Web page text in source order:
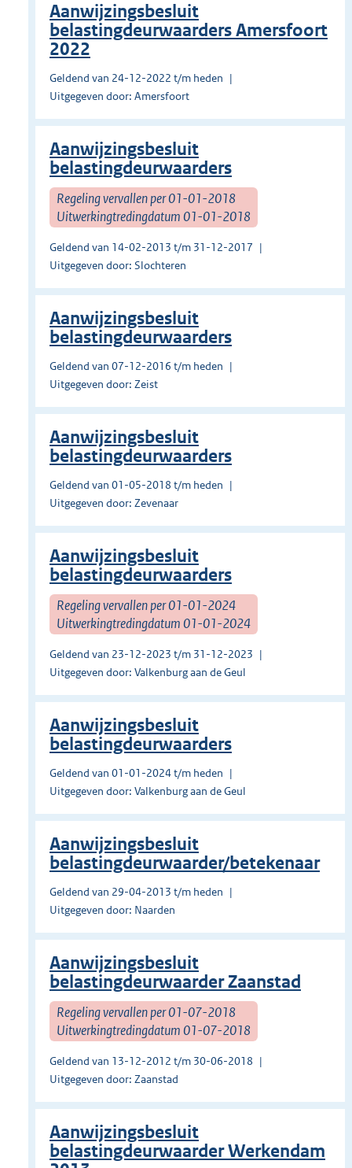
Aanwijzingsbesluit
belastingdeurwaarders Amersfoort
2022
Geldend van 24-12-2022 t/m heden
Uitgegeven door: Amersfoort
Aanwijzingsbesluit
belastingdeurwaarders
Regeling vervallen per 01-01-2018
Uitwerkingtredingdatum 01-01-2018
Geldend van 14-02-2013 t/m 31-12-2017
Uitgegeven door: Slochteren
Aanwijzingsbesluit
belastingdeurwaarders
Geldend van 07-12-2016 t/m heden
Uitgegeven door: Zeist
Aanwijzingsbesluit
belastingdeurwaarders
Geldend van 01-05-2018 t/m heden
Uitgegeven door: Zevenaar
Aanwijzingsbesluit
belastingdeurwaarders
Regeling vervallen per 01-01-2024
Uitwerkingtredingdatum 01-01-2024
Geldend van 23-12-2023 t/m 31-12-2023
Uitgegeven door: Valkenburg aan de Geul
Aanwijzingsbesluit
belastingdeurwaarders
Geldend van 01-01-2024 t/m heden
Uitgegeven door: Valkenburg aan de Geul
Aanwijzingsbesluit
belastingdeurwaarder/betekenaar
Geldend van 29-04-2013 t/m heden
Uitgegeven door: Naarden
Aanwijzingsbesluit
belastingdeurwaarder Zaanstad
Regeling vervallen per 01-07-2018
Uitwerkingtredingdatum 01-07-2018
Geldend van 13-12-2012 t/m 30-06-2018
Uitgegeven door: Zaanstad
Aanwijzingsbesluit
belastingdeurwaarder Werkendam